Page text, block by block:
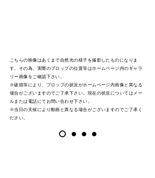
こちらの映像はあくまで自然光の様子を撮影したものになりま
す。その為、実際のプロップの位置等はホームページ内のギャラ
リー画像をご確認下さい。
※破損等により、プロップの状況がホームページ内画像と異なる
場合がございますのでご了承下さい。現在の状況についてはメー
ルまたは電話にてお問い合わせ下さい。
※当日の天候により動画と異なる場合がございますのでご了承く
ださい。